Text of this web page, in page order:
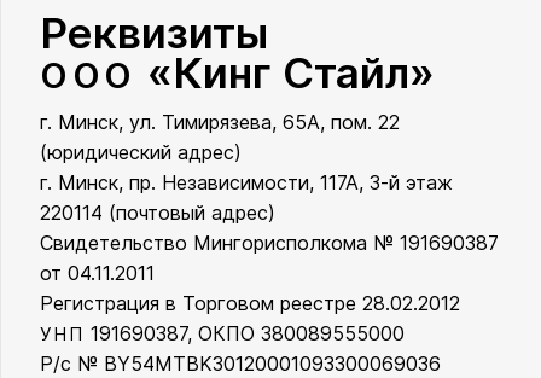
Реквизиты
ООО «Кинг Стайл»
ООО «Кинг Стайл»
г. Минск, ул. Тимирязева, 65А, пом. 22
(юридический адрес)
г. Минск, пр. Независимости, 117А, 3-й этаж
220114 (почтовый адрес)
Свидетельство Мингорисполкома № 191690387
от 04.11.2011
Регистрация в Торговом реестре 28.02.2012
УНП 191690387, ОКПО 380089555000
Р/с № BY54MTBK30120001093300069036